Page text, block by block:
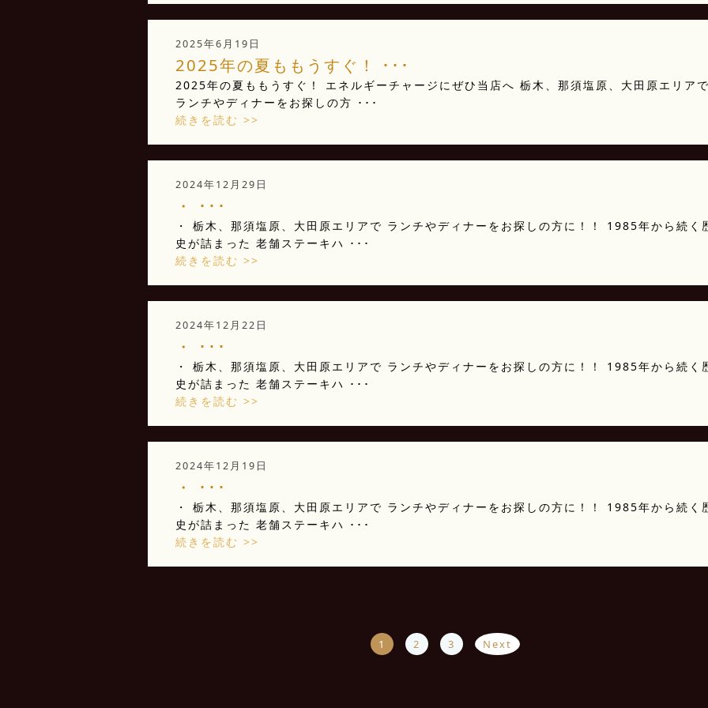
2025年6月19日
2025年の夏ももうすぐ！ ･･･
2025年の夏ももうすぐ！ エネルギーチャージにぜひ当店へ 栃木、那須塩原、大田原エリア
ランチやディナーをお探しの方 ･･･
続きを読む >>
2024年12月29日
・ ･･･
・ 栃木、那須塩原、大田原エリアで ランチやディナーをお探しの方に！！ 1985年から続く
史が詰まった 老舗ステーキハ ･･･
続きを読む >>
2024年12月22日
・ ･･･
・ 栃木、那須塩原、大田原エリアで ランチやディナーをお探しの方に！！ 1985年から続く
史が詰まった 老舗ステーキハ ･･･
続きを読む >>
2024年12月19日
・ ･･･
・ 栃木、那須塩原、大田原エリアで ランチやディナーをお探しの方に！！ 1985年から続く
史が詰まった 老舗ステーキハ ･･･
続きを読む >>
1 2 3 Next